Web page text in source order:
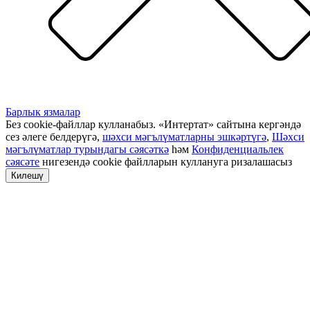
Барлык язмалар
Без cookie-файллар кулланабыз. «Интертат» сайтына кергәндә
сез әлеге белдерүгә, шәхси мәгълүматларны эшкәртүгә, Шәхси
мәгълүматлар турындагы сәясәткә һәм Конфиденциальлек
сәясәте нигезендә cookie файлларын куллануга ризалашасыз
Килешү